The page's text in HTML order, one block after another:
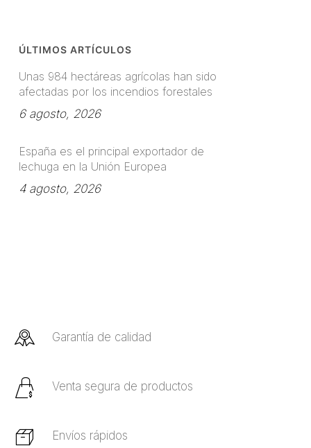
ÚLTIMOS ARTÍCULOS
Unas 984 hectáreas agrícolas han sido
afectadas por los incendios forestales
6 agosto, 2026
España es el principal exportador de
lechuga en la Unión Europea
4 agosto, 2026
Garantía de calidad
Venta segura de productos
Envíos rápidos